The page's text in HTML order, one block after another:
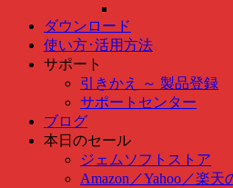
ダウンロード
使い方･活用方法
サポート
引きかえ ～ 製品登録
サポートセンター
ブログ
本日のセール
ジェムソフトストア
Amazon ／Yahoo ／楽天